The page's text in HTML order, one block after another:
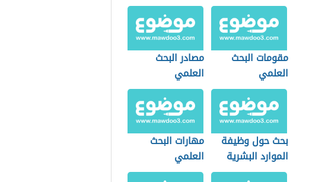
مقومات البحث
العلمي
مصادر البحث
العلمي
بحث حول وظيفة
الموارد البشرية
مهارات البحث
العلمي